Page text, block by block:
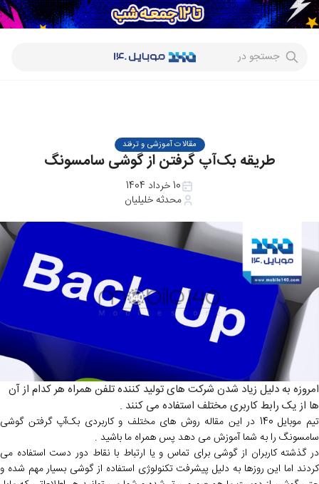
جستجو در
مقالات آموزشی و ترفند
طریقه بک‌آپ گرفتن از گوشی سامسونگ
10 خرداد 1404
محدثه خلیلیان
امروزه به دلیل زیاد شدن شرکت های تولید کننده تلفن همراه هر کدام از آن
ها از یک رابط کاربری مختلف استفاده می کنند .
تیم موبایل 140 در این مقاله روش های مختلف و کاربردی بک‌آپ گرفتن گوشی
سامسونگ را به شما آموزش می دهد پس همراه ما باشید .
در گذشته کاربران از گوشی برای تماس و یا ارتباط با نقاط دور دست استفاده می
کردند اما این روزها به دلیل پیشرفت تکنولوژی استفاده از گوشی بسیار مهم شده و